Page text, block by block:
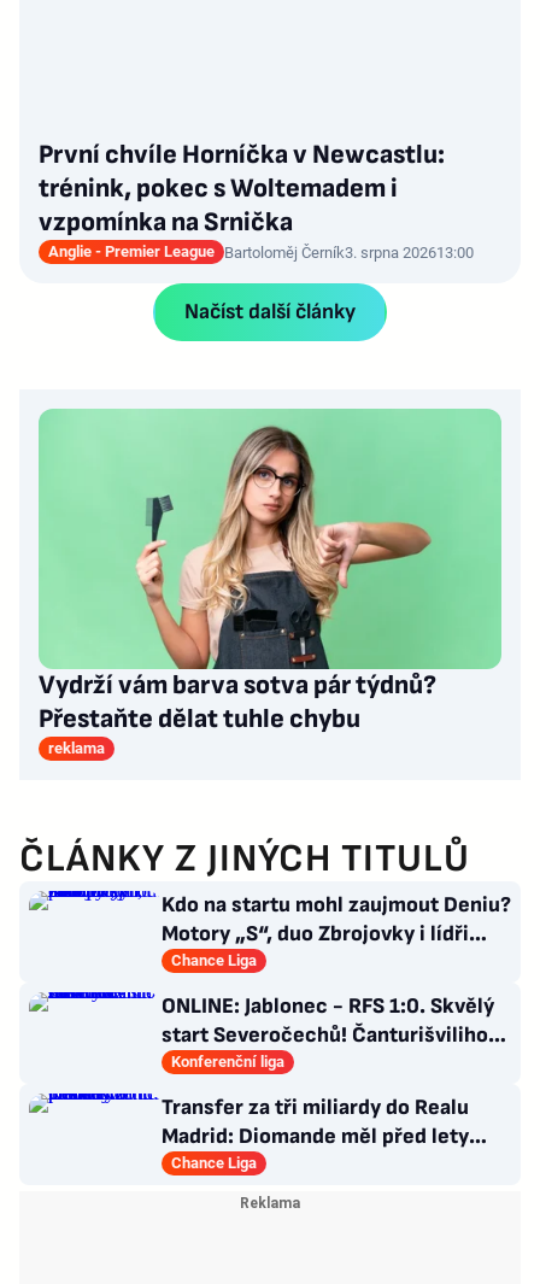
První chvíle Horníčka v Newcastlu:
trénink, pokec s Woltemadem i
vzpomínka na Srnička
Anglie - Premier League Bartoloměj Černík3. srpna 202613:00
Načíst další články
Vydrží vám barva sotva pár týdnů?
Přestaňte dělat tuhle chybu
reklama
ČLÁNKY Z JINÝCH TITULŮ
Kdo na startu mohl zaujmout Deniu?
Motory „S“, duo Zbrojovky i lídři
pohárových zástupců
Chance Liga
ONLINE: Jablonec - RFS 1:0. Skvělý
start Severočechů! Čanturišviliho
hlavička skončila v síti
Konferenční liga
Transfer za tři miliardy do Realu
Madrid: Diomande měl před lety
působit v Česku!
Chance Liga